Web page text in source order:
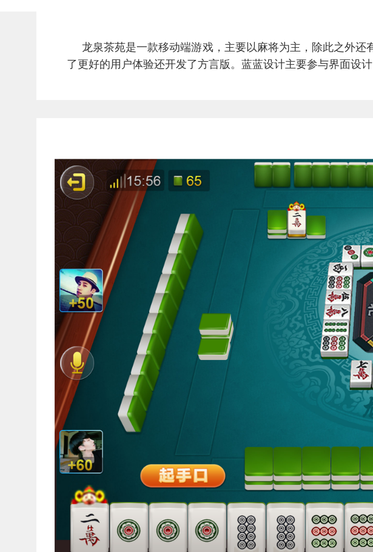
龙泉茶苑是一款移动端游戏，主要以麻将为主，除此之外
了更好的用户体验还开发了方言版。蓝蓝设计主要参与界面设计